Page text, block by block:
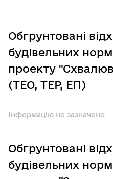
Обгрунтовані
будівельних норм
проекту
(ТЕО, ТЕР, ЕП)
Інформацію не зазначено
Обгрунтовані
будівельних норм